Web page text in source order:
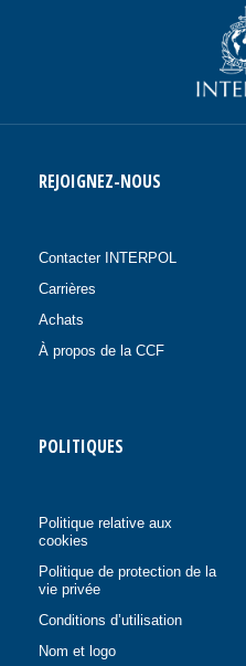
REJOIGNEZ-NOUS
Contacter INTERPOL
Carrières
Achats
À propos de la CCF
POLITIQUES
Politique relative aux
cookies
Politique de protection de la
vie privée
Conditions d’utilisation
Nom et logo